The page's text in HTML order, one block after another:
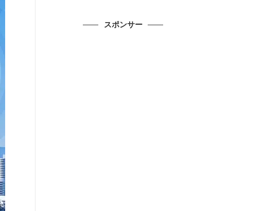
スポンサー